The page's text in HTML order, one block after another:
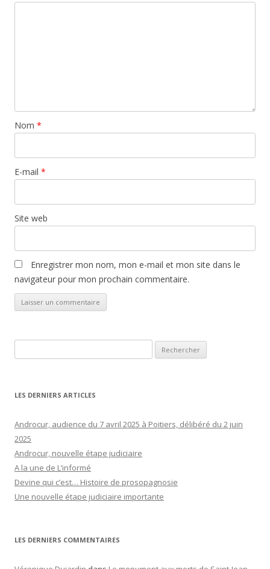
Nom *
E-mail *
Site web
Enregistrer mon nom, mon e-mail et mon site dans le
navigateur pour mon prochain commentaire.
LES DERNIERS ARTICLES
Androcur, audience du 7 avril 2025 à Poitiers, délibéré du 2 juin
2025
Androcur, nouvelle étape judiciaire
A la une de L’informé
Devine qui c’est… Histoire de prosopagnosie
Une nouvelle étape judiciaire importante
LES DERNIERS COMMENTAIRES